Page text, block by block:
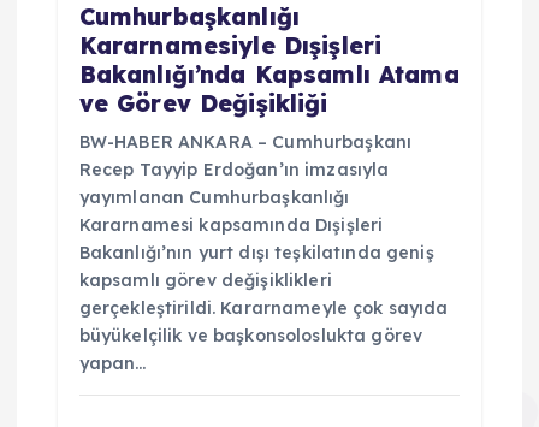
Cumhurbaşkanlığı
Kararnamesiyle Dışişleri
Bakanlığı’nda Kapsamlı Atama
ve Görev Değişikliği
BW-HABER ANKARA – Cumhurbaşkanı
Recep Tayyip Erdoğan’ın imzasıyla
yayımlanan Cumhurbaşkanlığı
Kararnamesi kapsamında Dışişleri
Bakanlığı’nın yurt dışı teşkilatında geniş
kapsamlı görev değişiklikleri
gerçekleştirildi. Kararnameyle çok sayıda
büyükelçilik ve başkonsoloslukta görev
yapan…